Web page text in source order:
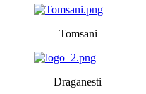
Tomsani
Draganesti